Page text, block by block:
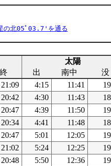
の北05ﾟ03.7'を通る
太陽
終 出 南中
没
21:09 4:15 11:41
20:42 4:30 11:43
20:47 4:39 11:50
20:34 4:41 11:48
20:47 5:01 12:05
21:02 5:24 12:25
20:48 5:50 12:36